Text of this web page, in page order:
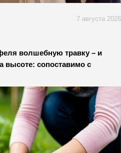
7 августа 2026
волшебную травку – и
высоте: сопоставимо с